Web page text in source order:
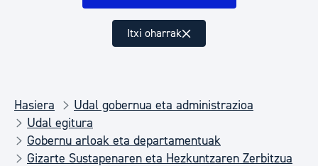
Itxi oharrak
Hasiera
Udal gobernua eta administrazioa
Udal egitura
Gobernu arloak eta departamentuak
Gizarte Sustapenaren eta Hezkuntzaren Zerbitzua